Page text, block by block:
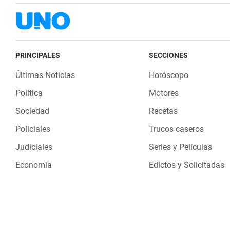
PRINCIPALES
Últimas Noticias
Política
Sociedad
Policiales
Judiciales
Economia
SECCIONES
Horóscopo
Motores
Recetas
Trucos caseros
Series y Películas
Edictos y Solicitadas